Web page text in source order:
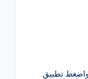
تطبيق.